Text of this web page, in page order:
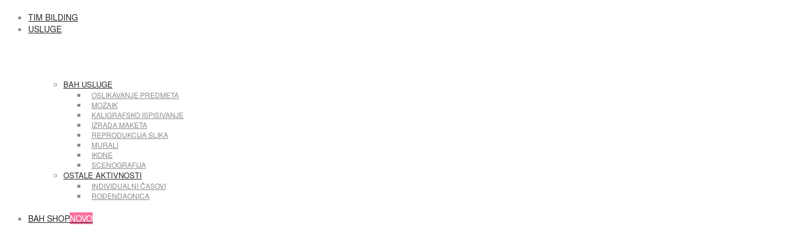
TIM BILDING
USLUGE
BAH USLUGE
OSLIKAVANJE PREDMETA
MOZAIK
KALIGRAFSKO ISPISIVANJE
IZRADA MAKETA
REPRODUKCIJA SLIKA
MURALI
IKONE
SCENOGRAFIJA
OSTALE AKTIVNOSTI
INDIVIDUALNI ČASOVI
ROĐENDAONICA
BAH SHOPNOVO